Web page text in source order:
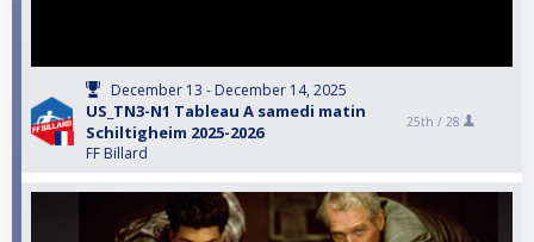
December 13 - December 14, 2025
US_TN3-N1 Tableau A samedi matin
Schiltigheim 2025-2026
FF Billard
25th / 28